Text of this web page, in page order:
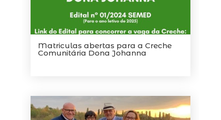
Matriculas abertas para a Creche
Comunitária Dona Johanna